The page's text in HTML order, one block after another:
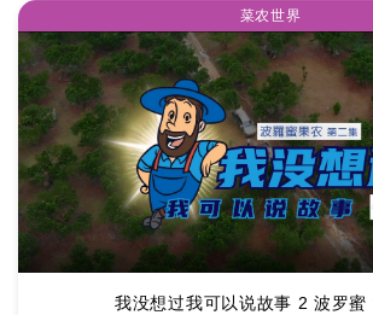
菜农世界
我没想过我可以说故事 2 波罗蜜